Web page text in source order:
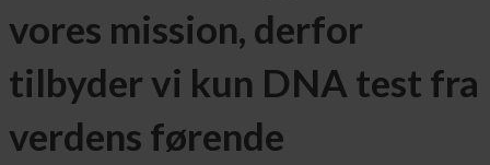
vores mission, derfor
tilbyder vi kun DNA test fra
verdens førende